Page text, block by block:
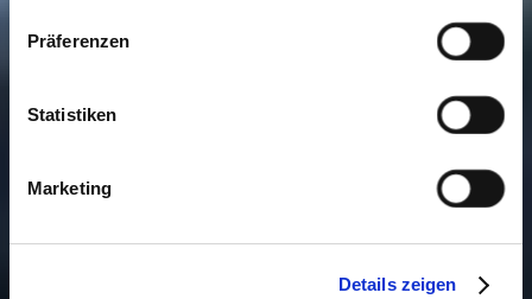
Präferenzen
Statistiken
Marketing
Details zeigen